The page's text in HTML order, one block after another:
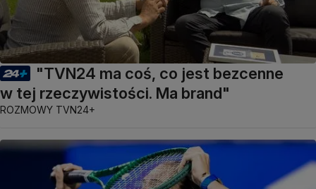
"TVN24 ma coś, co jest bezcenne
w tej rzeczywistości. Ma brand"
ROZMOWY TVN24+